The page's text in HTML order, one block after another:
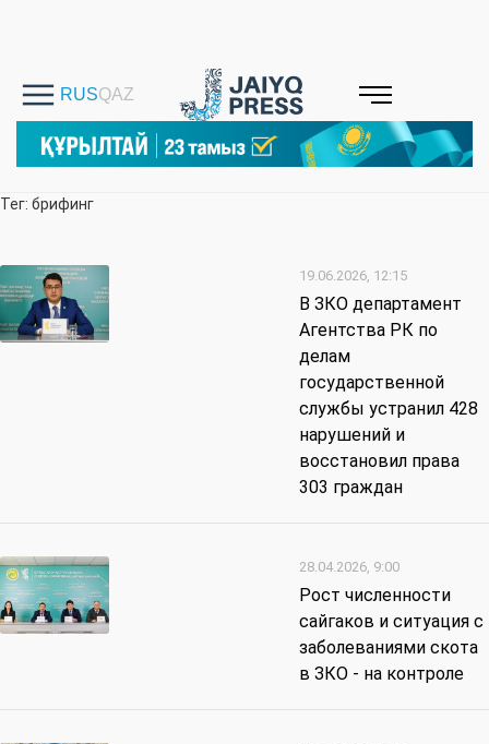
Тег: брифинг
19.06.2026, 12:15
В ЗКО департамент
Агентства РК по
делам
государственной
службы устранил 428
нарушений и
восстановил права
303 граждан
28.04.2026, 9:00
Рост численности
сайгаков и ситуация с
заболеваниями скота
в ЗКО - на контроле